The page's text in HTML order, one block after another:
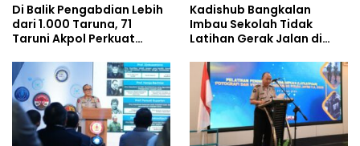
Di Balik Pengabdian Lebih
dari 1.000 Taruna, 71
Taruni Akpol Perkuat
Siswa Sekolah Rakyat
Kadishub Bangkalan
Imbau Sekolah Tidak
Latihan Gerak Jalan di